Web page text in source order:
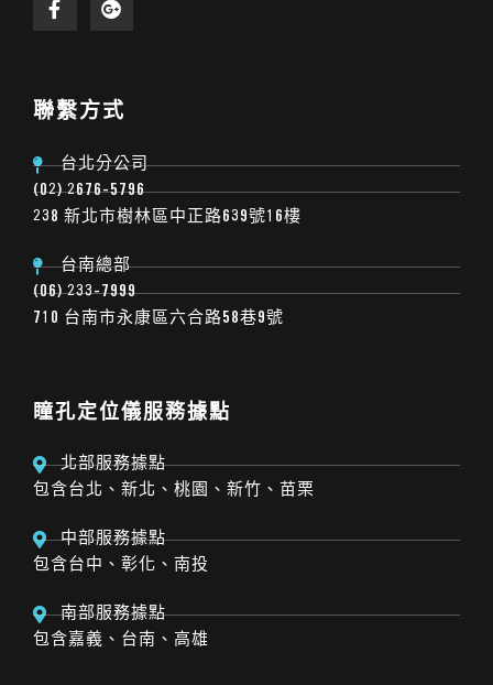
聯繫方式
台北分公司
(02) 2676-5796
238 新北市樹林區中正路639號16樓
台南總部
(06) 233-7999
710 台南市永康區六合路58巷9號
瞳孔定位儀服務據點
北部服務據點
包含台北、新北、桃園、新竹、苗栗
中部服務據點
包含台中、彰化、南投
南部服務據點
包含嘉義、台南、高雄